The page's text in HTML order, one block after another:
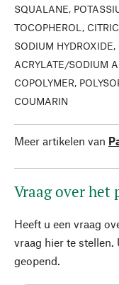
SQUALANE,
TOCOPHEROL,
SODIUM HYDROXIDE,
ACRYLATE/SODIUM
COPOLYMER,
COUMARIN
Meer artikelen van
Vraag over het
Heeft u een vraag
vraag hier te
geopend.